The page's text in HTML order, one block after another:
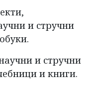
и стручни
и стручни
и книги.